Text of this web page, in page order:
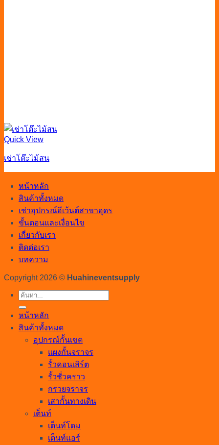
Quick View
เช่าโต๊ะไม้สน
หน้าหลัก
สินค้าทั้งหมด
เช่าอุปกรณ์อีเว้นต์สาขาอุดร
ขั้นตอนและเงื่อนไข
เกี่ยวกับเรา
ติดต่อเรา
บทความ
Copyright 2026 © Huahineventsupply
ค้นหา:
หน้าหลัก
สินค้าทั้งหมด
อุปกรณ์กั้นเขต
แผงกั้นจราจร
รั้วคอนเสิร์ต
รั้วชั่วคราว
กรวยจราจร
เสากั้นทางเดิน
เต็นท์
เต็นท์โดม
เต็นท์แอร์